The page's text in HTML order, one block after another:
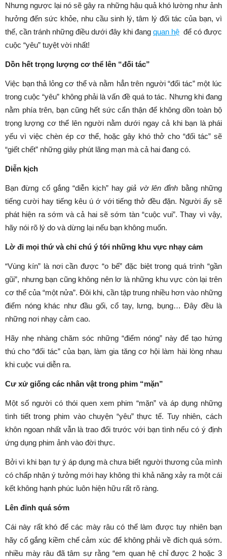
Nhưng ngược lại nó sẽ gây ra những hậu quả khó lường như ảnh
hưởng đến sức khỏe, nhu cầu sinh lý, tâm lý đối tác của bạn, vì
thế, cần tránh những điều dưới đây khi đang quan hệ để có được
cuộc “yêu” tuyệt vời nhất!
Dồn hết trọng lượng cơ thể lên “đối tác”
Việc bạn thả lỏng cơ thể và nằm hẳn trên người “đối tác” một lúc
trong cuộc “yêu” không phải là vấn đề quá to tác. Nhưng khi đang
nằm phía trên, bạn cũng hết sức cẩn thận để không dồn toàn bộ
trọng lượng cơ thể lên người nằm dưới ngay cả khi bạn là phái
yếu vì việc chèn ép cơ thể, hoặc gây khó thở cho “đối tác” sẽ
“giết chết” những giây phút lãng mạn mà cả hai đang có.
Diễn kịch
Bạn đừng cố gắng “diễn kịch” haygiả vờ lên đỉnh bằng những
tiếng cười hay tiếng kêu ú ớ với tiếng thở đều đặn. Người ấy sẽ
phát hiện ra sớm và cả hai sẽ sớm tàn “cuộc vui”. Thay vì vậy,
hãy nói rõ lý do và dừng lại nếu bạn không muốn.
Lờ đi mọi thứ và chỉ chú ý tới những khu vực nhạy cảm
“Vùng kín” là nơi cần được “o bế” đặc biệt trong quá trình “gần
gũi”, nhưng bạn cũng không nên lơ là những khu vực còn lại trên
cơ thể của “một nửa”. Đôi khi, cần tập trung nhiều hơn vào những
điểm nóng khác như đầu gối, cổ tay, lưng, bụng… Đây đều là
những nơi nhạy cảm cao.
Hãy nhẹ nhàng chăm sóc những “điểm nóng” này để tạo hứng
thú cho “đối tác” của bạn, làm gia tăng cơ hội làm hài lòng nhau
khi cuộc vui diễn ra.
Cư xử giống các nhân vật trong phim “mặn”
Một số người có thói quen xem phim “mặn” và áp dụng những
tình tiết trong phim vào chuyện “yêu” thực tế. Tuy nhiên, cách
khôn ngoan nhất vẫn là trao đổi trước với bạn tình nếu có ý định
ứng dụng phim ảnh vào đời thực.
Bởi vì khi bạn tự ý áp dụng mà chưa biết người thương của mình
có chấp nhận ý tưởng mới hay không thì khả năng xảy ra một cái
kết không hạnh phúc luôn hiện hữu rất rõ ràng.
Lên đỉnh quá sớm
Cái này rất khó để các mày râu có thể làm được tuy nhiên bạn
hãy cố gắng kiềm chế cảm xúc để không phải về đích quá sớm.
nhiều mày râu đã tâm sự rằng “em quan hệ chỉ được 2 hoặc 3